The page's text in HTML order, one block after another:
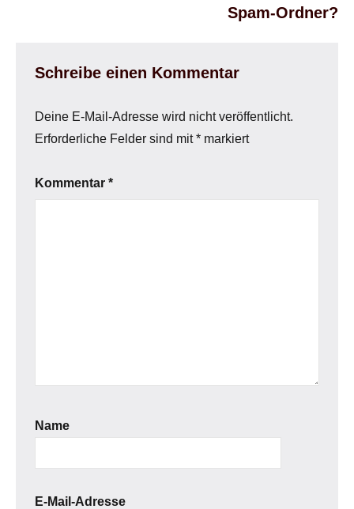
Spam-Ordner?
Schreibe einen Kommentar
Deine E-Mail-Adresse wird nicht veröffentlicht.
Erforderliche Felder sind mit* markiert
Kommentar *
Name
E-Mail-Adresse